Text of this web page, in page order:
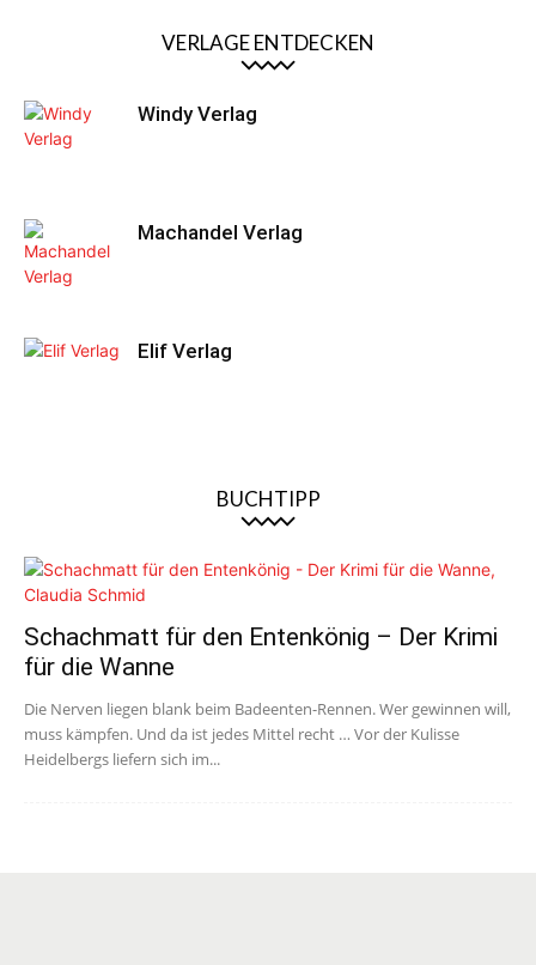
VERLAGE ENTDECKEN
Windy Verlag
Machandel Verlag
Elif Verlag
BUCHTIPP
Schachmatt für den Entenkönig – Der Krimi
für die Wanne
Die Nerven liegen blank beim Badeenten-Rennen. Wer gewinnen will,
muss kämpfen. Und da ist jedes Mittel recht … Vor der Kulisse
Heidelbergs liefern sich im...